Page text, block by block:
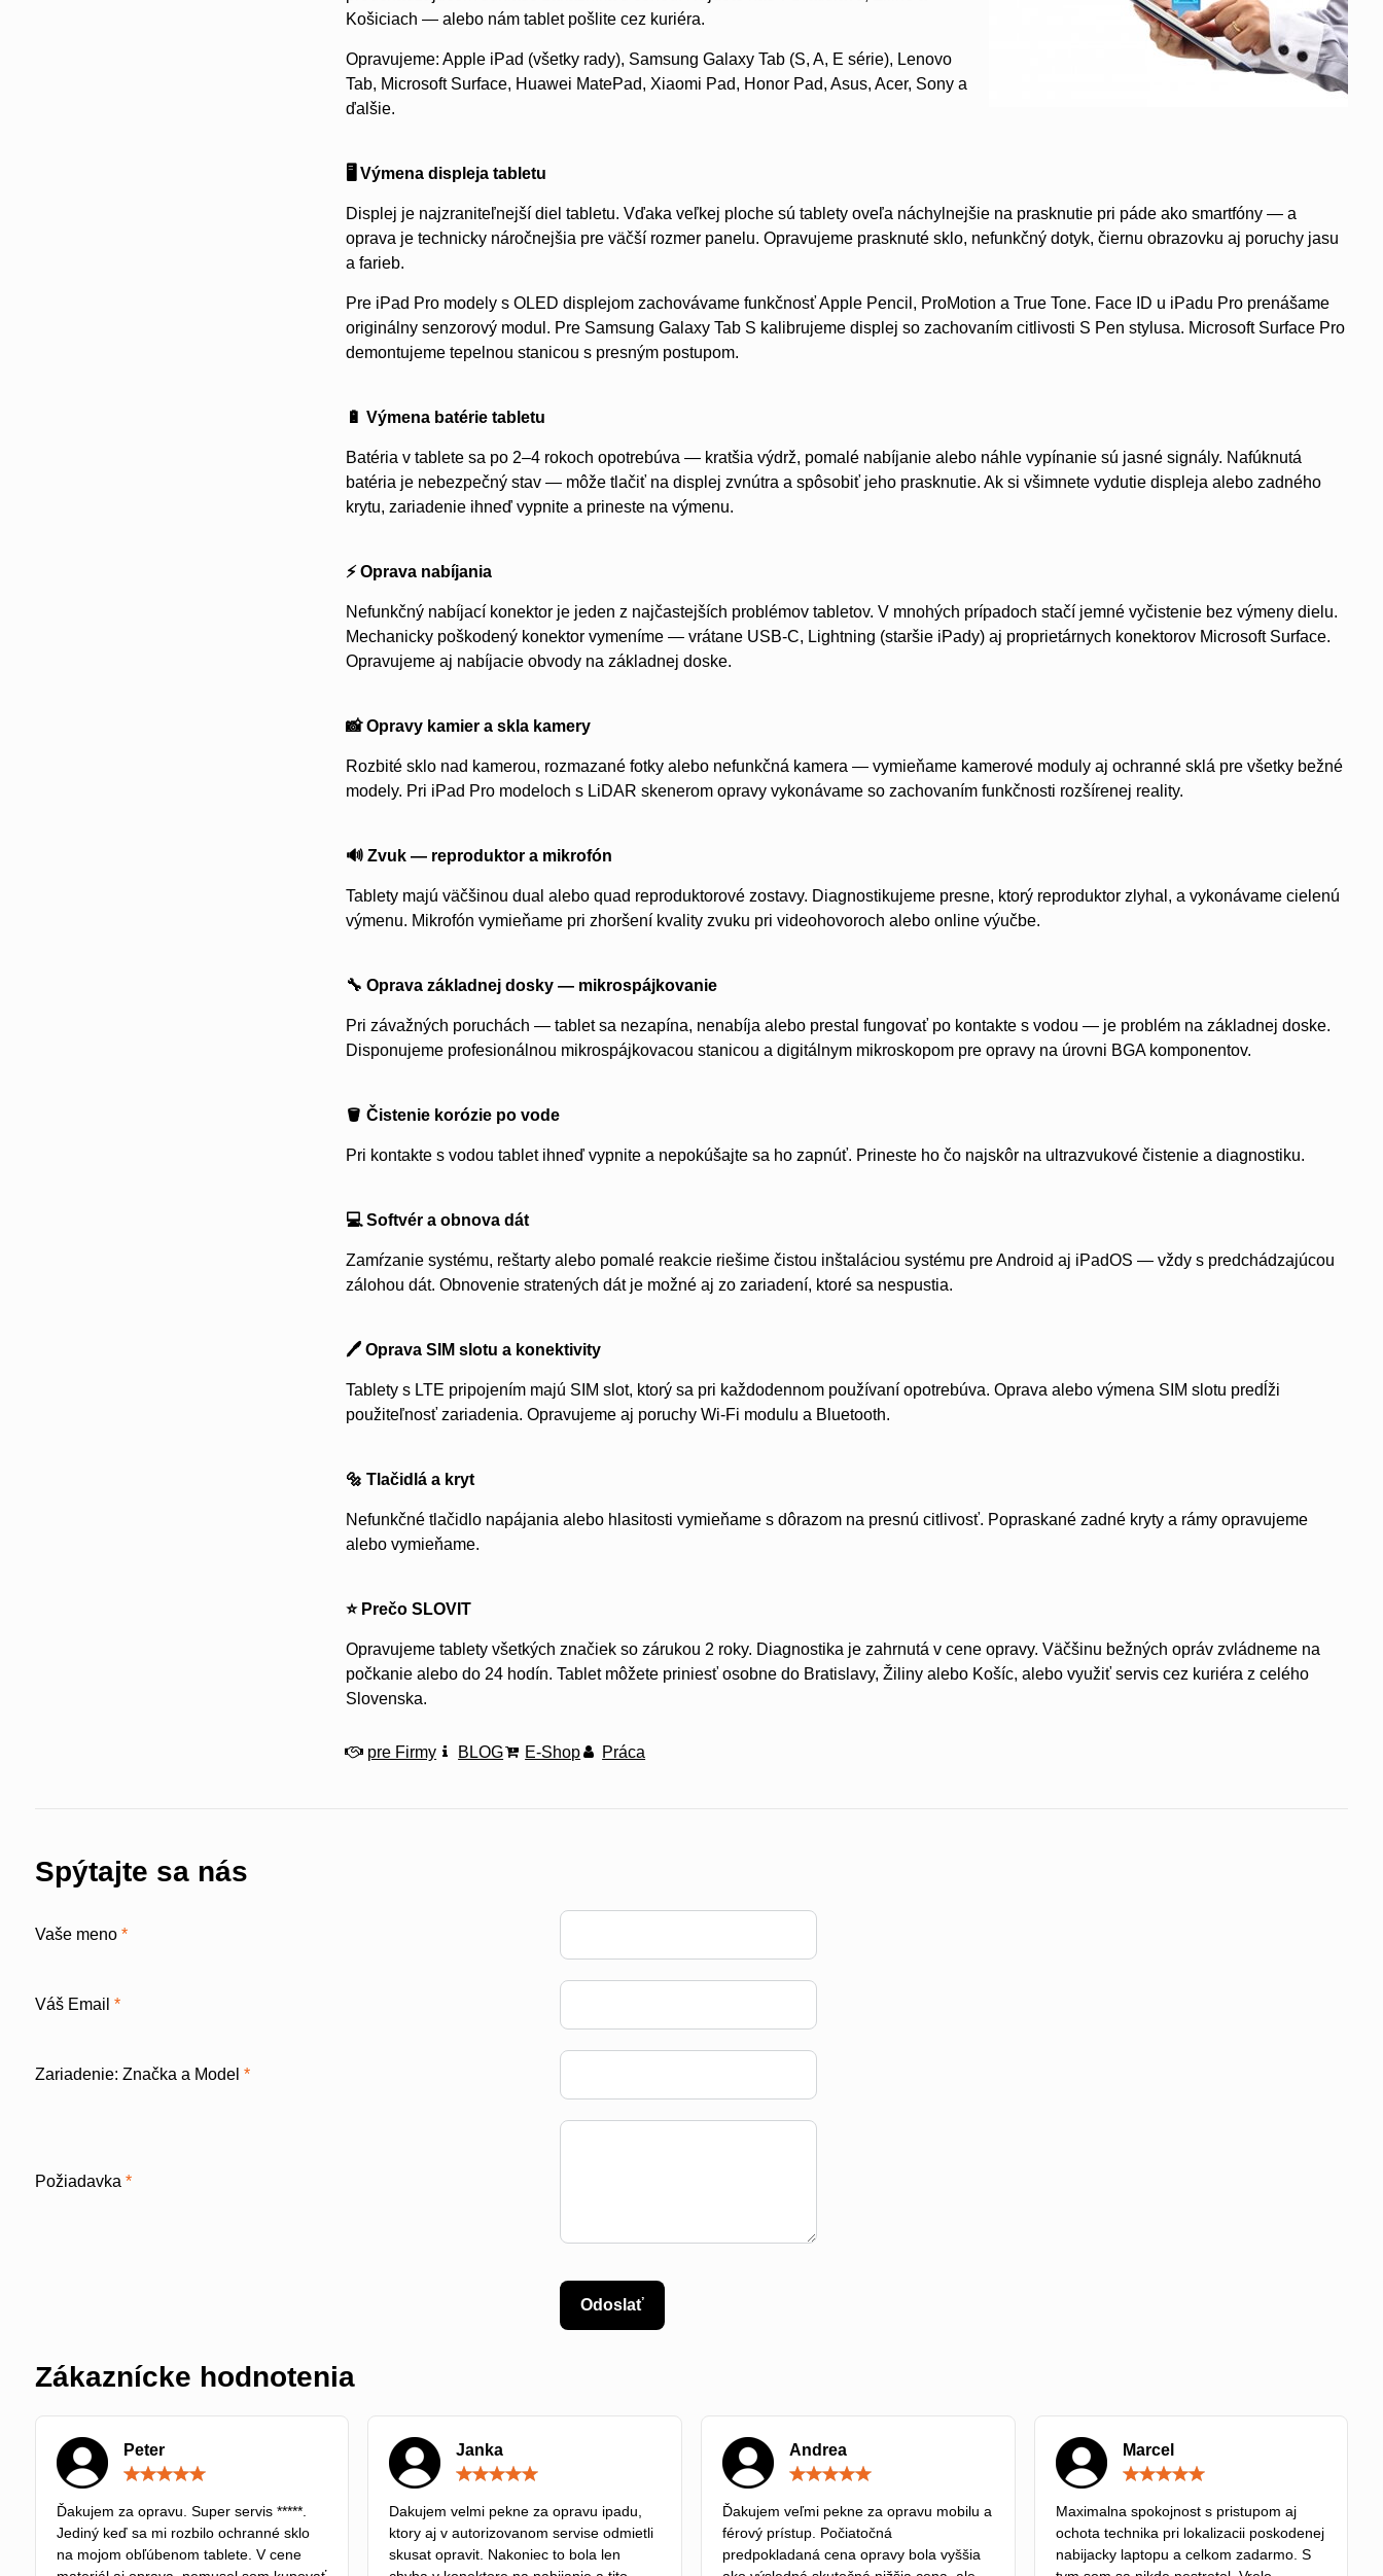
Košiciach — alebo nám tablet pošlite cez kuriéra.
Opravujeme: Apple iPad (všetky rady), Samsung Galaxy Tab (S, A, E série), Lenovo
Tab, Microsoft Surface, Huawei MatePad, Xiaomi Pad, Honor Pad, Asus, Acer, Sony a
ďalšie.
🖥️ Výmena displeja tabletu
Displej je najzraniteľnejší diel tabletu. Vďaka veľkej ploche sú tablety oveľa náchylnejšie na prasknutie pri páde ako smartfóny — a
oprava je technicky náročnejšia pre väčší rozmer panelu. Opravujeme prasknuté sklo, nefunkčný dotyk, čiernu obrazovku aj poruchy jasu
a farieb.
Pre iPad Pro modely s OLED displejom zachovávame funkčnosť Apple Pencil, ProMotion a True Tone. Face ID u iPadu Pro prenášame
originálny senzorový modul. Pre Samsung Galaxy Tab S kalibrujeme displej so zachovaním citlivosti S Pen stylusa. Microsoft Surface Pro
demontujeme tepelnou stanicou s presným postupom.
🔋 Výmena batérie tabletu
Batéria v tablete sa po 2–4 rokoch opotrebúva — kratšia výdrž, pomalé nabíjanie alebo náhle vypínanie sú jasné signály. Nafúknutá
batéria je nebezpečný stav — môže tlačiť na displej zvnútra a spôsobiť jeho prasknutie. Ak si všimnete vydutie displeja alebo zadného
krytu, zariadenie ihneď vypnite a prineste na výmenu.
⚡ Oprava nabíjania
Nefunkčný nabíjací konektor je jeden z najčastejších problémov tabletov. V mnohých prípadoch stačí jemné vyčistenie bez výmeny dielu.
Mechanicky poškodený konektor vymeníme — vrátane USB-C, Lightning (staršie iPady) aj proprietárnych konektorov Microsoft Surface.
Opravujeme aj nabíjacie obvody na základnej doske.
📸 Opravy kamier a skla kamery
Rozbité sklo nad kamerou, rozmazané fotky alebo nefunkčná kamera — vymieňame kamerové moduly aj ochranné sklá pre všetky bežné
modely. Pri iPad Pro modeloch s LiDAR skenerom opravy vykonávame so zachovaním funkčnosti rozšírenej reality.
🔊 Zvuk — reproduktor a mikrofón
Tablety majú väčšinou dual alebo quad reproduktorové zostavy. Diagnostikujeme presne, ktorý reproduktor zlyhal, a vykonávame cielenú
výmenu. Mikrofón vymieňame pri zhoršení kvality zvuku pri videohovoroch alebo online výučbe.
🔧 Oprava základnej dosky — mikrospájkovanie
Pri závažných poruchách — tablet sa nezapína, nenabíja alebo prestal fungovať po kontakte s vodou — je problém na základnej doske.
Disponujeme profesionálnou mikrospájkovacou stanicou a digitálnym mikroskopom pre opravy na úrovni BGA komponentov.
🪣 Čistenie korózie po vode
Pri kontakte s vodou tablet ihneď vypnite a nepokúšajte sa ho zapnúť. Prineste ho čo najskôr na ultrazvukové čistenie a diagnostiku.
💻 Softvér a obnova dát
Zamŕzanie systému, reštarty alebo pomalé reakcie riešime čistou inštaláciou systému pre Android aj iPadOS — vždy s predchádzajúcou
zálohou dát. Obnovenie stratených dát je možné aj zo zariadení, ktoré sa nespustia.
🖊️ Oprava SIM slotu a konektivity
Tablety s LTE pripojením majú SIM slot, ktorý sa pri každodennom používaní opotrebúva. Oprava alebo výmena SIM slotu predĺži
použiteľnosť zariadenia. Opravujeme aj poruchy Wi-Fi modulu a Bluetooth.
🔩 Tlačidlá a kryt
Nefunkčné tlačidlo napájania alebo hlasitosti vymieňame s dôrazom na presnú citlivosť. Popraskané zadné kryty a rámy opravujeme
alebo vymieňame.
⭐ Prečo SLOVIT
Opravujeme tablety všetkých značiek so zárukou 2 roky. Diagnostika je zahrnutá v cene opravy. Väčšinu bežných opráv zvládneme na
počkanie alebo do 24 hodín. Tablet môžete priniesť osobne do Bratislavy, Žiliny alebo Košíc, alebo využiť servis cez kuriéra z celého
Slovenska.
pre Firmy BLOG E-Shop Práca
Spýtajte sa nás
Vaše meno *
Váš Email *
Zariadenie: Značka a Model *
Požiadavka *
Odoslať
Zákaznícke hodnotenia
Peter
/
5
Ďakujem za opravu. Super servis *****.
Jediný keď sa mi rozbilo ochranné sklo
na mojom obľúbenom tablete. V cene
Janka
/
5
Dakujem velmi pekne za opravu ipadu,
ktory aj v autorizovanom servise odmietli
skusat opravit. Nakoniec to bola len
Andrea
/
5
Ďakujem veľmi pekne za opravu mobilu a
férový prístup. Počiatočná
predpokladaná cena opravy bola vyššia
Marcel
/
5
Maximalna spokojnost s pristupom aj
ochota technika pri lokalizacii poskodenej
nabijacky laptopu a celkom zadarmo. S